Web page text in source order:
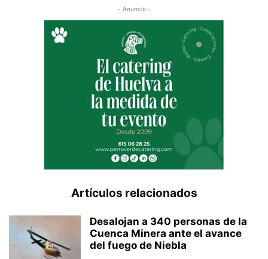
- Anuncio -
Artículos relacionados
Desalojan a 340 personas de la
Cuenca Minera ante el avance
del fuego de Niebla